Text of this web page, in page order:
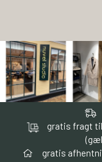
gratis fragt til
gratis